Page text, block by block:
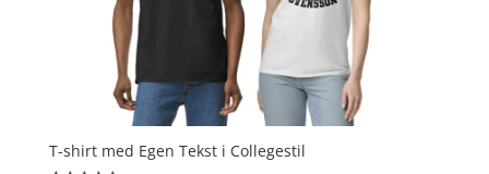
T-shirt med Egen Tekst i Collegestil